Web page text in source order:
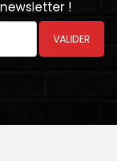
!
VALIDER